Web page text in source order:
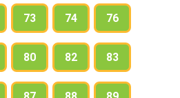
73 74 76
80 82 83